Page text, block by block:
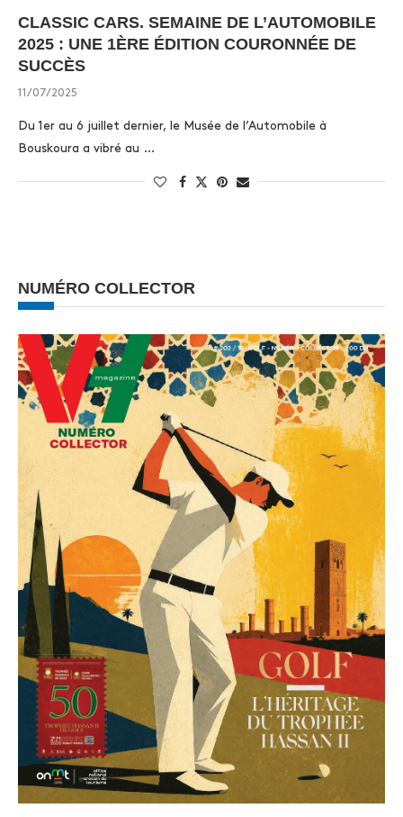
CLASSIC CARS. SEMAINE DE L’AUTOMOBILE
2025 : UNE 1ÈRE ÉDITION COURONNÉE DE
SUCCÈS
11/07/2025
Du 1er au 6 juillet dernier, le Musée de l’Automobile à
Bouskoura a vibré au …
NUMÉRO COLLECTOR